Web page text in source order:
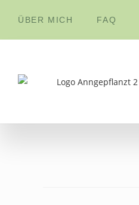
springen
ÜBER MICH FAQ